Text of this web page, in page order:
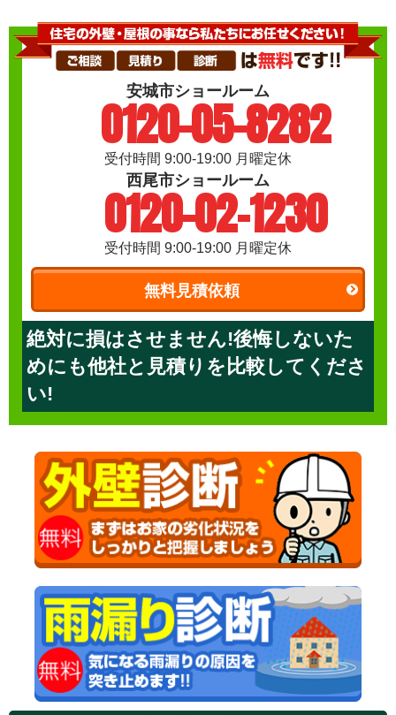
安城市ショールーム
0120-05-8282
受付時間 9:00-19:00 月曜定休
西尾市ショールーム
0120-02-1230
受付時間 9:00-19:00 月曜定休
無料見積依頼
絶対に損はさせません!後悔しないた
めにも他社と見積りを比較してくださ
い!